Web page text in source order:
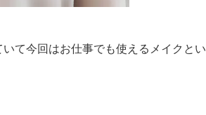
て今回はお仕事でも使えるメイクとい